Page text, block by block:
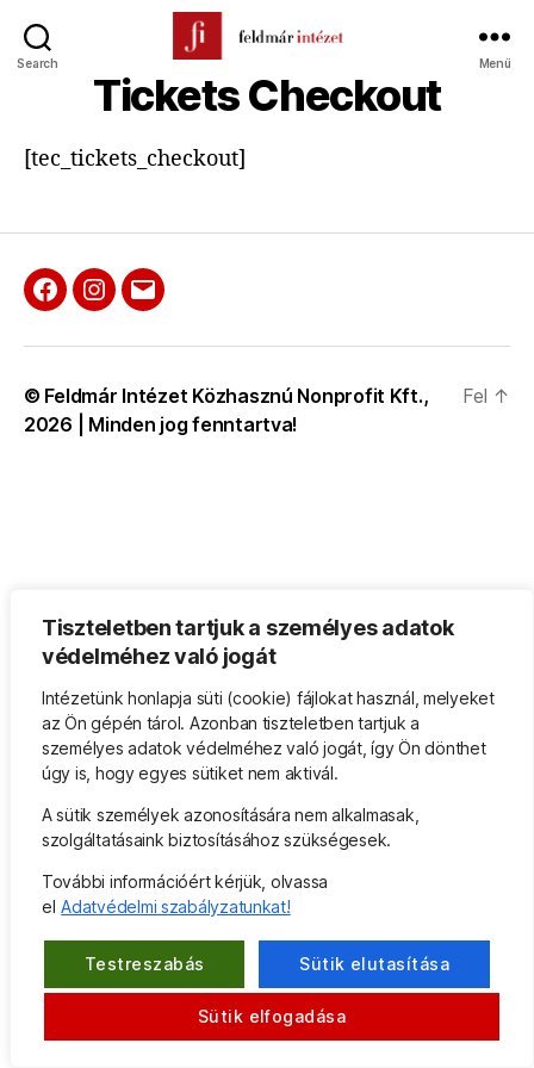
Tiszteletben tartjuk a személyes adatok
védelméhez való jogát
Intézetünk honlapja süti (cookie) fájlokat használ, melyeket
az Ön gépén tárol. Azonban tiszteletben tartjuk a
személyes adatok védelméhez való jogát, így Ön dönthet
úgy is, hogy egyes sütiket nem aktivál.
A sütik személyek azonosítására nem alkalmasak,
szolgáltatásaink biztosításához szükségesek.
További információért kérjük, olvassa
el Adatvédelmi szabályzatunkat!
Testreszabás Sütik elutasítása
Sütik elfogadása
Search
Intézet
Menü
Tickets Checkout
[tec_tickets_checkout]
Facebook
Instagram
E-
© Feldmár Intézet Közhasznú Nonprofit Kft.,
2026 | Minden jog fenntartva!
Fel ↑